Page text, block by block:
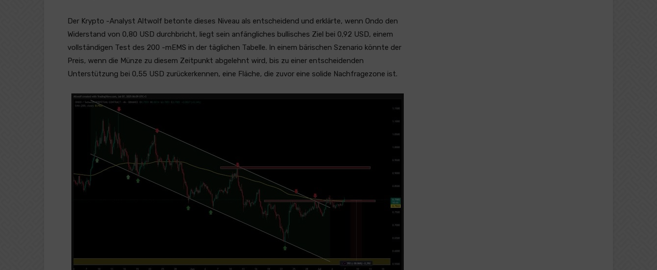
Der Krypto -Analyst Altwolf betonte dieses Niveau als entscheidend und erklärte, wenn Ondo den
Widerstand von 0,80 USD durchbricht, liegt sein anfängliches bullisches Ziel bei 0,92 USD, einem
vollständigen Test des 200 -mEMS in der täglichen Tabelle. In einem bärischen Szenario könnte der
Preis, wenn die Münze zu diesem Zeitpunkt abgelehnt wird, bis zu einer entscheidenden
Unterstützung bei 0,55 USD zurückerkennen, eine Fläche, die zuvor eine solide Nachfragezone ist.